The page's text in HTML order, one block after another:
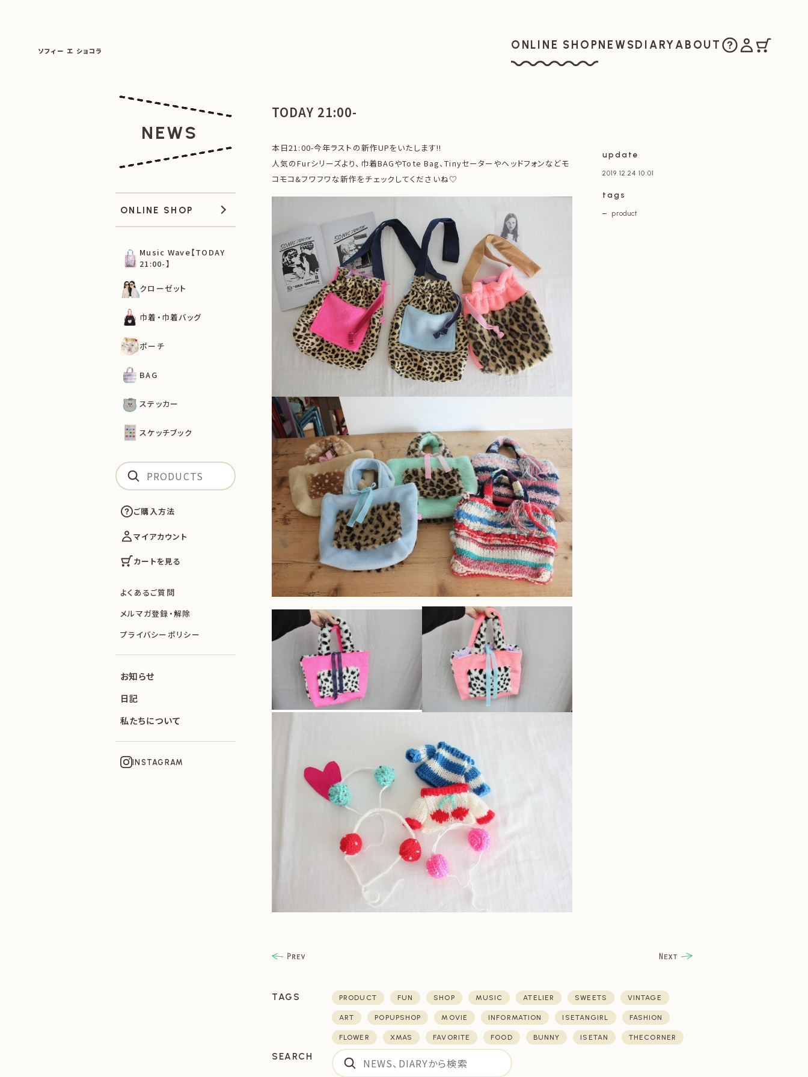
ソフィー エ ショコラ
||
ONLINE SHOP NEWSお知らせ
DIARY日記
ABOUT 私たちについて
ご購入方法
マイアカウ
NEWS
TODAY 21:00-
本日21:00-今年ラストの新作UPをいたします!!
人気のFurシリーズより、巾着BAGやTote Bag、Tinyセーターやヘッドフォンなどモ
コモコ&フワフワな新作をチェックしてくださいね♡
update
2019.12.24 10:01
tags
product
TAGS PRODUCT FUN SHOP MUSIC ATELIER SWEETS VINTAGE
ART POPUPSHOP MOVIE INFORMATION ISETANGIRL FASHION
FLOWER XMAS FAVORITE FOOD BUNNY ISETAN THECORNER
SEARCH
ONLINE SHOP
Music Wave【TODAY
21:00-】
クローゼット
巾着・巾着バッグ
ポーチ
BAG
ステッカー
スケッチブック
ご購入方法
マイアカウント
カートを見る
よくあるご質問
メルマガ登録・解除
プライバシーポリシー
お知らせ
日記
私たちについて
INSTAGRAM